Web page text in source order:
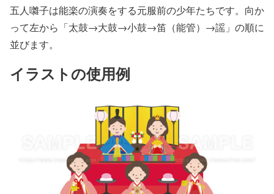
五人囃子は能楽の演奏をする元服前の少年たちです。向か
って左から「太鼓→大鼓→小鼓→笛（能管）→謡」の順に
並びます。
イラストの使用例